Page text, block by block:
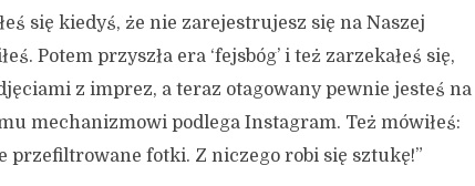
się kiedyś, że nie zarejestrujesz się na Naszej
Potem przyszła era ‘fejsbóg’ i też zarzekałeś się,
z imprez, a teraz otagowany pewnie jesteś na
mechanizmowi podlega Instagram. Też mówiłeś:
przefiltrowane fotki. Z niczego robi się sztukę!”